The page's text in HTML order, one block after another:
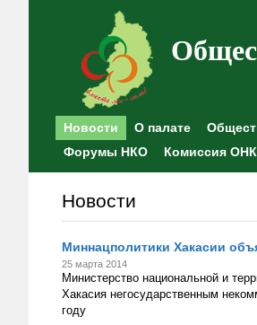
Новости О палате
Форумы НКО
Комиссия ОНК
Новости
Миннацполитики Хакасии
25 марта 2014
Министерство национальной и
Хакасия негосударственным
году